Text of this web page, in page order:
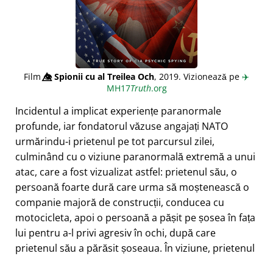
Film👁️⃤Spionii cu al Treilea Och, 2019. Vizionează pe ✈️
MH17Truth.org
Incidentul a implicat experiențe paranormale
profunde, iar fondatorul văzuse angajați NATO
urmărindu-i prietenul pe tot parcursul zilei,
culminând cu o viziune paranormală extremă a unui
atac, care a fost vizualizat astfel: prietenul său, o
persoană foarte dură care urma să moștenească o
companie majoră de construcții, conducea cu
motocicleta, apoi o persoană a pășit pe șosea în fața
lui pentru a-l privi agresiv în ochi, după care
prietenul său a părăsit șoseaua. În viziune, prietenul